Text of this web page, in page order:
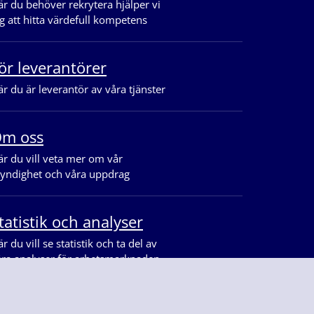
du behöver rekrytera hjälper vi
att hitta värdefull kompetens
leverantörer
du är leverantör av våra tjänster
oss
du vill veta mer om vår
och våra uppdrag
och analyser
du vill se statistik och ta del av
analyser för arbetsmarknaden